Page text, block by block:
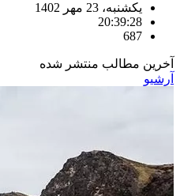
یکشنبه، 23 مهر 1402
20:39:28
687
آخرین مطالب منتشر شده
آرشیو